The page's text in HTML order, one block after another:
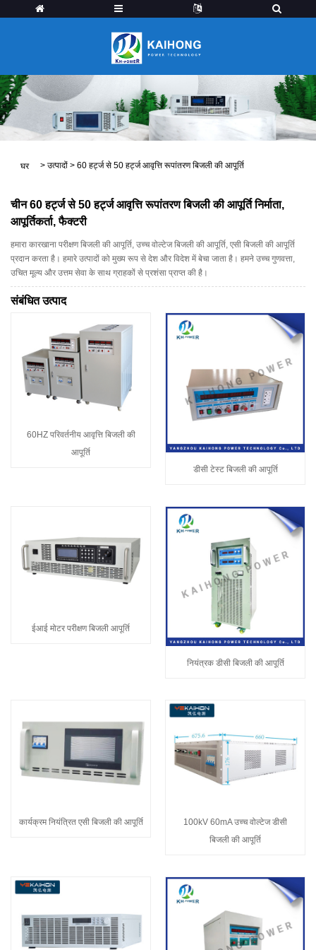
घर > उत्पादों > 60 हर्ट्ज से 50 हर्ट्ज आवृत्ति रूपांतरण बिजली की आपूर्ति
चीन 60 हर्ट्ज से 50 हर्ट्ज आवृत्ति रूपांतरण बिजली की आपूर्ति निर्माता,
आपूर्तिकर्ता, फैक्टरी
हमारा कारखाना परीक्षण बिजली की आपूर्ति, उच्च वोल्टेज बिजली की आपूर्ति, एसी बिजली की आपूर्ति
प्रदान करता है। हमारे उत्पादों को मुख्य रूप से देश और विदेश में बेचा जाता है। हमने उच्च गुणवत्ता,
उचित मूल्य और उत्तम सेवा के साथ ग्राहकों से प्रशंसा प्राप्त की है।
संबंधित उत्पाद
60HZ परिवर्तनीय आवृत्ति बिजली की
आपूर्ति
डीसी टेस्ट बिजली की आपूर्ति
ईआई मोटर परीक्षण बिजली आपूर्ति
नियंत्रक डीसी बिजली की आपूर्ति
कार्यक्रम नियंत्रित एसी बिजली की आपूर्ति
100kV 60mA उच्च वोल्टेज डीसी
बिजली की आपूर्ति